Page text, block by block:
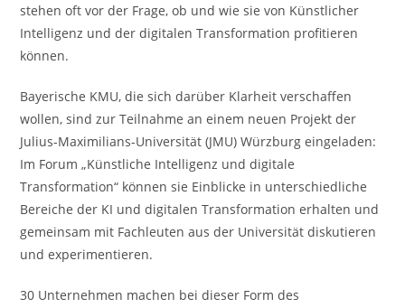
stehen oft vor der Frage, ob und wie sie von Künstlicher
Intelligenz und der digitalen Transformation profitieren
können.
Bayerische KMU, die sich darüber Klarheit verschaffen
wollen, sind zur Teilnahme an einem neuen Projekt der
Julius-Maximilians-Universität (JMU) Würzburg eingeladen:
Im Forum „Künstliche Intelligenz und digitale
Transformation“ können sie Einblicke in unterschiedliche
Bereiche der KI und digitalen Transformation erhalten und
gemeinsam mit Fachleuten aus der Universität diskutieren
und experimentieren.
30 Unternehmen machen bei dieser Form des